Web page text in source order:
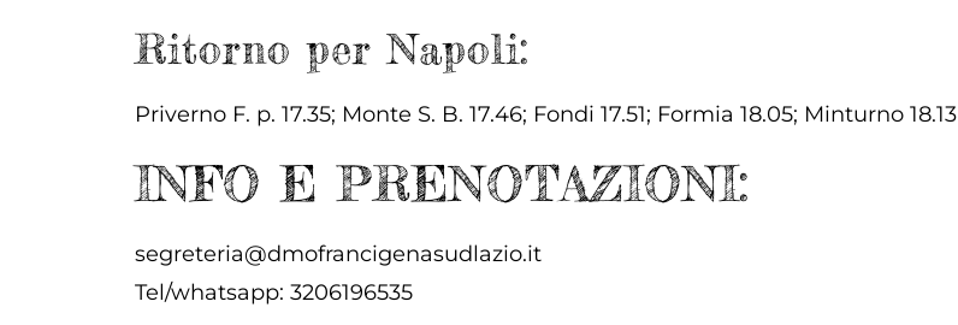
Ritorno per Napoli:
Priverno F. p. 17.35; Monte S. B. 17.46; Fondi 17.51; Formia 18.05; Minturno 18.13
INFO E PRENOTAZIONI:
segreteria@dmofrancigenasudlazio.it
Tel/whatsapp: 3206196535